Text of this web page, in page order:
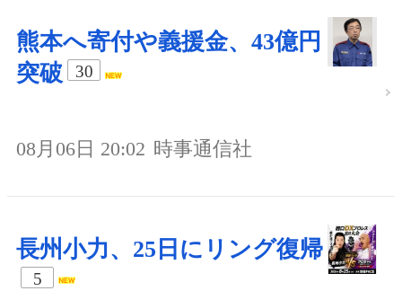
熊本へ寄付や義援金、43億円
突破
30
08月06日 20:02 時事通信社
長州小力、25日にリング復帰
5